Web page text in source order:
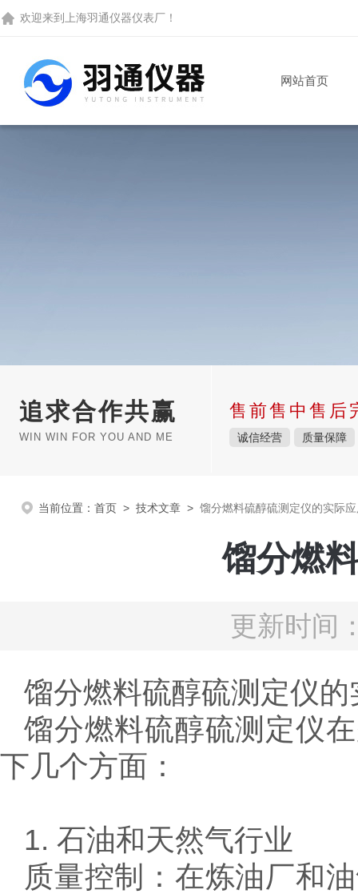
欢迎来到 上海羽通仪器仪表厂 ！
网站首页
追求合作共赢
WIN WIN FOR YOU AND ME
售前售中售后
诚信经营 质量保障
当前位置： 首页 > 技术文章 > 馏分燃料硫醇硫测定仪的实际
馏分燃
更新时间
馏分燃料硫醇硫测定仪的
馏分燃料硫醇硫测定仪
下几个方面：
1. 石油和天然气行业
质量控制：在炼油厂和